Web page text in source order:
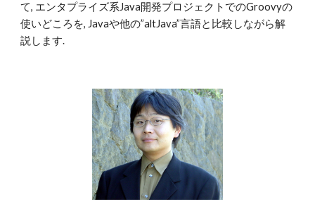
て, エンタプライズ系Java開発プロジェクトでのGroovyの
使いどころを, Javaや他の”altJava”言語と比較しながら解
説します.